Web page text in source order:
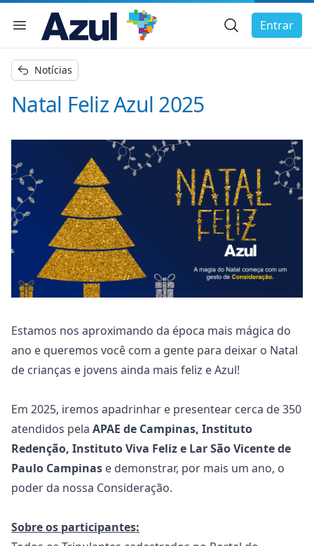
Menu de navegação
Busca Geral
Entrar
menu
Notícias
Natal Feliz Azul 2025
Estamos nos aproximando da época mais mágica do
ano e queremos você com a gente para deixar o Natal
de crianças e jovens ainda mais feliz e Azul!
Em 2025, iremos apadrinhar e presentear cerca de 350
atendidos pela APAE de Campinas, Instituto
Redenção, Instituto Viva Feliz e Lar São Vicente de
Paulo Campinas e demonstrar, por mais um ano, o
poder da nossa Consideração.
Sobre os participantes: